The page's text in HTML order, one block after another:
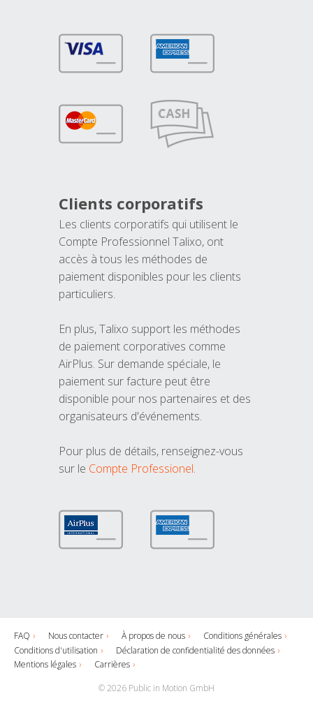
Clients corporatifs
Les clients corporatifs qui utilisent le
Compte Professionnel Talixo, ont
accès à tous les méthodes de
paiement disponibles pour les clients
particuliers.
En plus, Talixo support les méthodes
de paiement corporatives comme
AirPlus. Sur demande spéciale, le
paiement sur facture peut être
disponible pour nos partenaires et des
organisateurs d'événements.
Pour plus de détails, renseignez-vous
sur le Compte Professionel.
FAQ Nous contacter À propos de nous
Conditions générales
Conditions d'utilisation
Déclaration de confidentialité des données
Mentions légales
Carrières
© 2026 Public in Motion GmbH